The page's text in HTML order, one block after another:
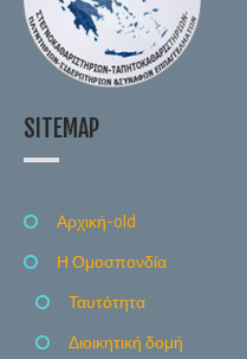
SITEMAP
Αρχική-old
Η Ομοσπονδία
Ταυτότητα
Διοικητική δομή